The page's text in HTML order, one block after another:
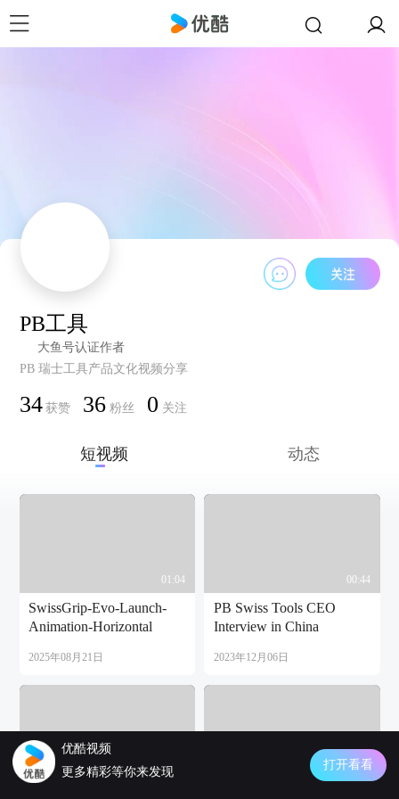
PB工具
大鱼号认证作者
PB 瑞士工具产品文化视频分享
34 获赞 36 粉丝 0 关注
短视频 动态
01:04
SwissGrip-Evo-Launch-
Animation-Horizontal
2025年08月21日
00:44
PB Swiss Tools CEO
Interview in China
2023年12月06日
00:47 00:48
优酷视频
更多精彩等你来发现
打开看看